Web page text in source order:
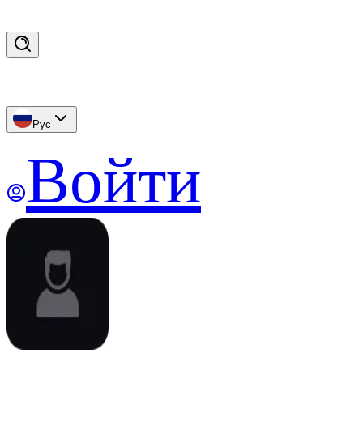
Рус
Войти